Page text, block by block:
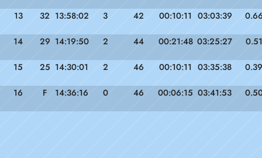
13 32 13:58:02 3 42 00:10:11 03:03:39
14 29 14:19:50 2 44 00:21:48 03:25:27 0.51
15 25 14:30:01 2 46 00:10:11 03:35:38 0.39
16 F 14:36:16 0 46 00:06:15 03:41:53